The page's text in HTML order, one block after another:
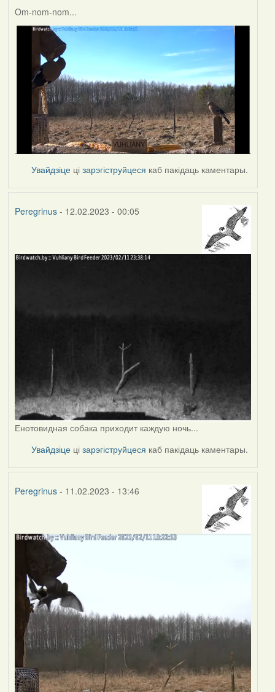
Om-nom-nom...
Увайдзіце цізарэгіструйцеся каб пакідаць каментары.
Peregrinus- 12.02.2023 - 00:05
Енотовидная собака приходит каждую ночь...
Увайдзіце цізарэгіструйцеся каб пакідаць каментары.
Peregrinus- 11.02.2023 - 13:46